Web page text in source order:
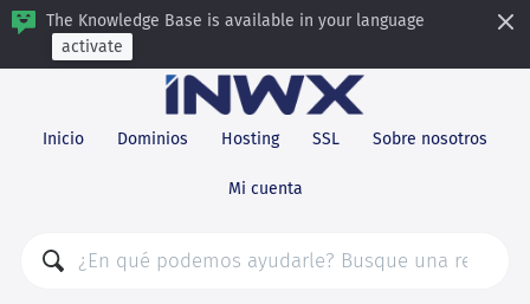
The Knowledge Base is available in your language
activate
Inicio Dominios Hosting SSL Sobre nosotros
Mi cuenta